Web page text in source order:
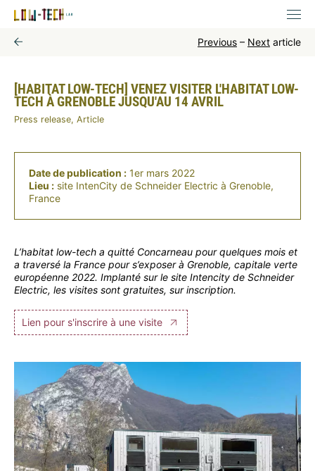
Previous – Next article
[HABITAT LOW-TECH] VENEZ VISITER L'HABITAT LOW-
TECH À GRENOBLE JUSQU'AU 14 AVRIL
Press release, Article
Date de publication : 1er mars 2022
Lieu : site IntenCity de Schneider Electric à Grenoble,
France
L’habitat low-tech a quitté Concarneau pour quelques mois et
a traversé la France pour s’exposer à Grenoble, capitale verte
européenne 2022. Implanté sur le site Intencity de Schneider
Electric, les visites sont gratuites, sur inscription.
Lien pour s'inscrire à une visite